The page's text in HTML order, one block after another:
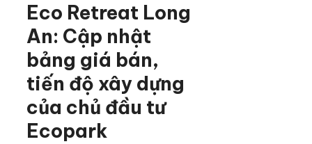
Eco Retreat Long
An: Cập nhật
bảng giá bán,
tiến độ xây dựng
của chủ đầu tư
Ecopark